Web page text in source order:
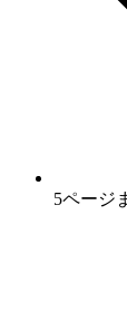
5ページ